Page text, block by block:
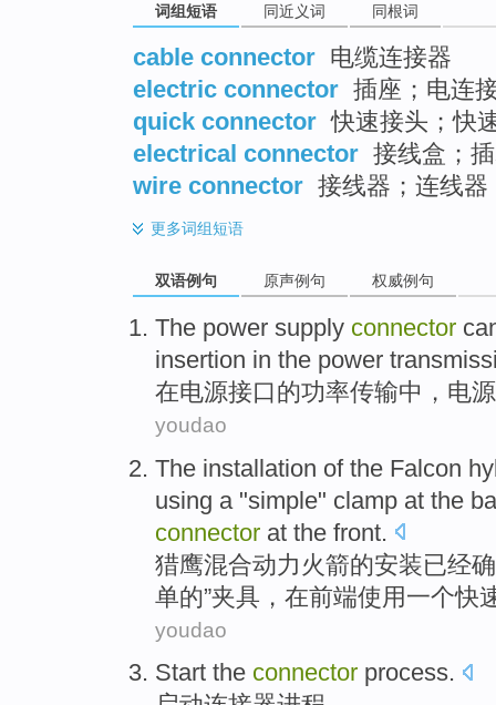
词组短语 同近义词 同根词
cable connector 电缆连接器
electric connector 插座；电连
quick connector 快速接头；快
electrical connector 接线盒；
wire connector 接线器；连线
更多词组短语
双语例句 原声例句 权威例句
The power supply connector
insertion in the power
在电源接口的功率传输中，电源
youdao
The installation ofthe Falcon
using a "simple" clamp at the
connector at the front.
猎鹰混合动力 火箭的安装已经
单的”夹具 ，在前端使用一个快
youdao
Start the connector process.